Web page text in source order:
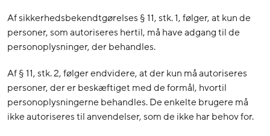
Af sikkerhedsbekendtgørelses § 11, stk. 1, følger, at kun de
personer, som autoriseres hertil, må have adgang til de
personoplysninger, der behandles.
Af § 11, stk. 2, følger endvidere, at der kun må autoriseres
personer, der er beskæftiget med de formål, hvortil
personoplysningerne behandles. De enkelte brugere må
ikke autoriseres til anvendelser, som de ikke har behov for.